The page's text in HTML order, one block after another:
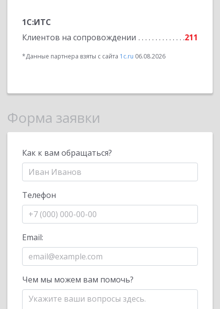
1С:ИТС
Клиентов на сопровождении
211
*Данные партнера взяты с сайта 1c.ru 06.08.2026
Форма заявки
Как к вам обращаться?
Телефон
Email:
Чем мы можем вам помочь?